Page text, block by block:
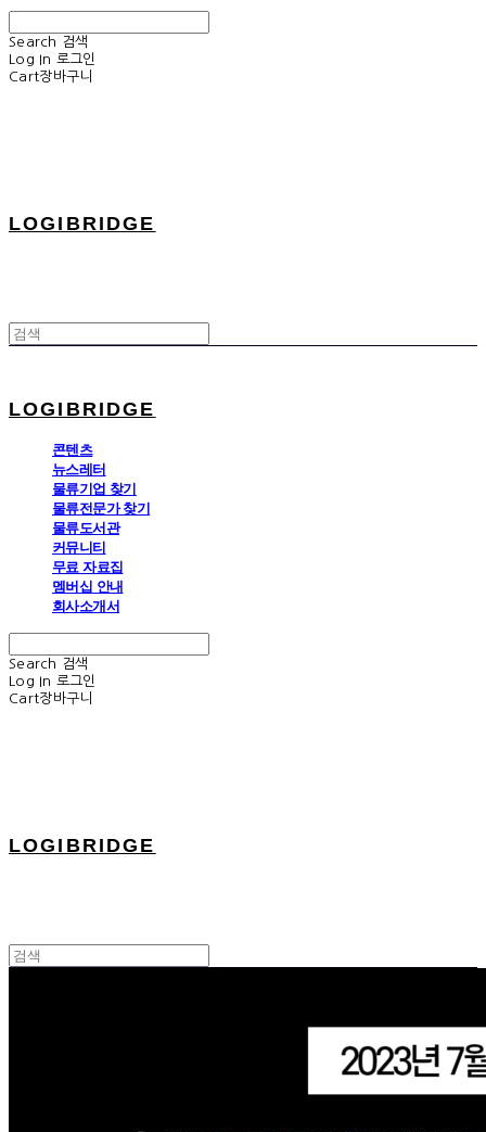
Search
검색
Log In 로그인
Cart장바구니
LOGIBRIDGE
LOGIBRIDGE
콘텐츠
뉴스레터
물류기업 찾기
물류전문가 찾기
물류도서관
커뮤니티
무료 자료집
멤버십 안내
회사소개서
Search
검색
Log In 로그인
Cart장바구니
LOGIBRIDGE